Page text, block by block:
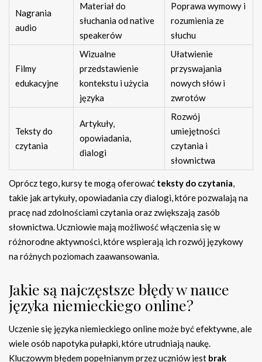
Nagrania
audio
Materiał do
słuchania od native
speakerów
Poprawa wymowy i
rozumienia ze
słuchu
Filmy
edukacyjne
Wizualne
przedstawienie
kontekstu i użycia
języka
Ułatwienie
przyswajania
nowych słów i
zwrotów
Teksty do
czytania
Artykuły,
opowiadania,
dialogi
Rozwój
umiejętności
czytania i
słownictwa
Oprócz tego, kursy te mogą oferować teksty do czytania,
takie jak artykuły, opowiadania czy dialogi, które pozwalają na
pracę nad zdolnościami czytania oraz zwiększają zasób
słownictwa. Uczniowie mają możliwość włączenia się w
różnorodne aktywności, które wspierają ich rozwój językowy
na różnych poziomach zaawansowania.
Jakie są najczęstsze błędy w nauce
języka niemieckiego online?
Uczenie się języka niemieckiego online może być efektywne, ale
wiele osób napotyka pułapki, które utrudniają naukę.
Kluczowym błędem popełnianym przez uczniów jest brak